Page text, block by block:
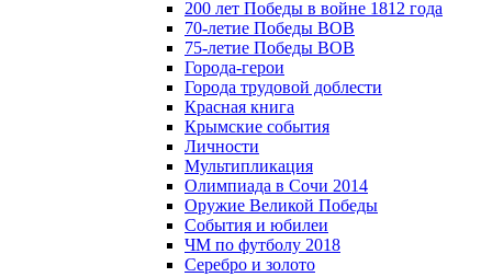
200 лет Победы в войне 1812 года
70-летие Победы ВОВ
75-летие Победы ВОВ
Города-герои
Города трудовой доблести
Красная книга
Крымские события
Личности
Мультипликация
Олимпиада в Сочи 2014
Оружие Великой Победы
События и юбилеи
ЧМ по футболу 2018
Серебро и золото